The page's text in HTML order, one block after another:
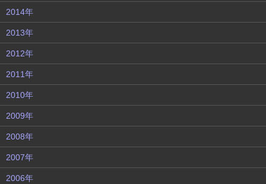
2014年
2013年
2012年
2011年
2010年
2009年
2008年
2007年
2006年